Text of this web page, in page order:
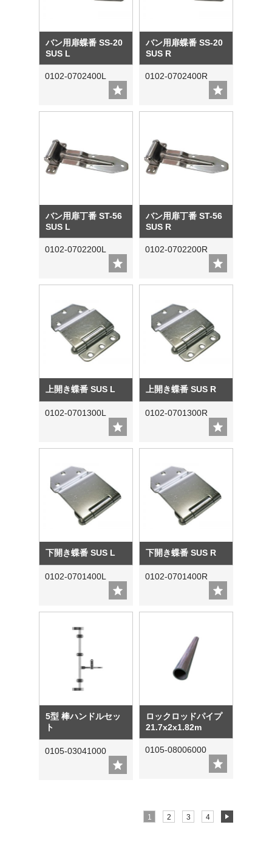
バン用扉蝶番 SS-20
SUS L
0102-0702400L
バン用扉蝶番 SS-20
SUS R
0102-0702400R
バン用扉丁番 ST-56
SUS L
0102-0702200L
バン用扉丁番 ST-56
SUS R
0102-0702200R
上開き蝶番 SUS L
0102-0701300L
上開き蝶番 SUS R
0102-0701300R
下開き蝶番 SUS L
0102-0701400L
下開き蝶番 SUS R
0102-0701400R
5型 棒ハンドルセッ
ト
0105-03041000
ロックロッドパイプ
21.7x2x1.82m
0105-08006000
1 2 3 4